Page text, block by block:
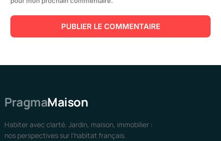
PragmaMaison
Habiter avec clarté. Jardin, maison, immobilier :
nos perspectives sur l'habitat français.